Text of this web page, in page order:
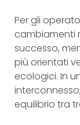
Per gli
cambiamenti
successo,
più orientati
ecologici. In
equilibrio tra